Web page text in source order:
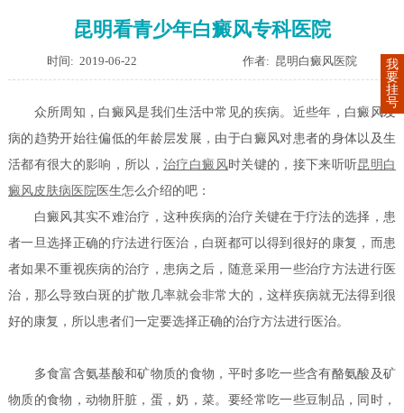
昆明看青少年白癜风专科医院
时间: 2019-06-22 作者: 昆明白癜风医院
众所周知，白癜风是我们生活中常见的疾病。近些年，白癜风发
病的趋势开始往偏低的年龄层发展，由于白癜风对患者的身体以及生
活都有很大的影响，所以，治疗白癜风时关键的，接下来听听昆明白
癜风皮肤病医院 医生怎么介绍的吧：
白癜风其实不难治疗，这种疾病的治疗关键在于疗法的选择，患
者一旦选择正确的疗法进行医治，白斑都可以得到很好的康复，而患
者如果不重视疾病的治疗，患病之后，随意采用一些治疗方法进行医
治，那么导致白斑的扩散几率就会非常大的，这样疾病就无法得到很
好的康复，所以患者们一定要选择正确的治疗方法进行医治。
多食富含氨基酸和矿物质的食物，平时多吃一些含有酪氨酸及矿
物质的食物，动物肝脏，蛋，奶，菜。要经常吃一些豆制品，同时，
我
要
挂
号